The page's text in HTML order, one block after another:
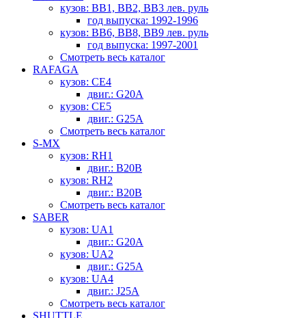
кузов: BB1, BB2, BB3 лев. руль
год выпуска: 1992-1996
кузов: BB6, BB8, BB9 лев. руль
год выпуска: 1997-2001
Смотреть весь каталог
RAFAGA
кузов: CE4
двиг.: G20A
кузов: CE5
двиг.: G25A
Смотреть весь каталог
S-MX
кузов: RH1
двиг.: B20B
кузов: RH2
двиг.: B20B
Смотреть весь каталог
SABER
кузов: UA1
двиг.: G20A
кузов: UA2
двиг.: G25A
кузов: UA4
двиг.: J25A
Смотреть весь каталог
SHUTTLE